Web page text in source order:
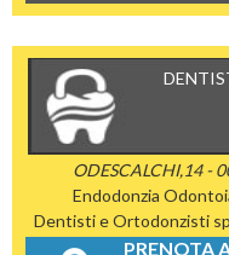
ODESCALCHI,14 -
Endodonzia
Dentisti e Ortodonzisti
PRENOTA